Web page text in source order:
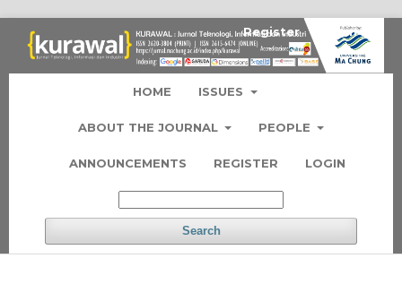
HOME ISSUES
ABOUT THE JOURNAL PEOPLE
ANNOUNCEMENTS REGISTER LOGIN
Search
Register Login